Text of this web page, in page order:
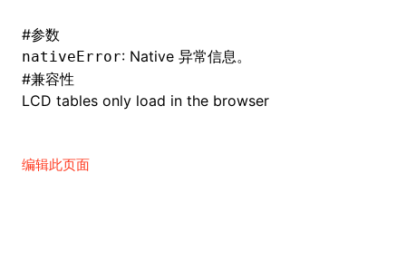
#参数
nativeError: Native 异常信息。
#兼容性
LCD tables only load in the browser
编辑此页面